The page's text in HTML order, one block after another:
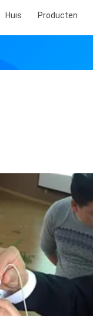
Huis Producten